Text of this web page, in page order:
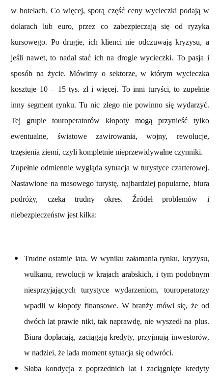
w hotelach. Co więcej, sporą część ceny wycieczki podają w
dolarach lub euro, przez co zabezpieczają się od ryzyka
kursowego. Po drugie, ich klienci nie odczuwają kryzysu, a
jeśli nawet, to nadal stać ich na drogie wycieczki. To pasja i
sposób na życie. Mówimy o sektorze, w którym wycieczka
kosztuje 10 – 15 tys. zł i więcej. To inni turyści, to zupełnie
inny segment rynku. Tu nic złego nie powinno się wydarzyć.
Tej grupie touroperatorów kłopoty mogą przynieść tylko
ewentualne, światowe zawirowania, wojny, rewolucje,
trzęsienia ziemi, czyli kompletnie nieprzewidywalne czynniki.
Zupełnie odmiennie wygląda sytuacja w turystyce czarterowej.
Nastawione na masowego turystę, najbardziej popularne, biura
podróży, czeka trudny okres. Źródeł problemów i
niebezpieczeństw jest kilka:
Trudne ostatnie lata. W wyniku załamania rynku, kryzysu,
wulkanu, rewolucji w krajach arabskich, i tym podobnym
niesprzyjających turystyce wydarzeniom, touroperatorzy
wpadli w kłopoty finansowe. W branży mówi się, że od
dwóch lat prawie nikt, tak naprawdę, nie wyszedł na plus.
Biura dopłacają, zaciągają kredyty, przyjmują inwestorów,
w nadziei, że lada moment sytuacja się odwróci.
Słaba kondycja z poprzednich lat i zaciągnięte kredyty